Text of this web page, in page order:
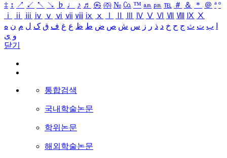
‡ ↕ ↗ ↙ ↖ ↘ ♭ ♩ ♪ ♬ ㉿ ㈜ № ㏇ ™ ㏂ ㏘ ℡ ＃ ＆ ＊ ＠ ª º
ⅰ
ⅱ ⅲ ⅳ ⅴ ⅵ ⅶ ⅷ ⅸ ⅹ Ⅳ Ⅴ Ⅵ Ⅶ Ⅷ Ⅸ Ⅹ
ب ت ث ج ح خ د ذ ر ز س ش ص ض ط ظ ع غ ف ق ک ل م ن ه
و ی
닫기
통합검색
국내학술논문
학위논문
해외학술논문